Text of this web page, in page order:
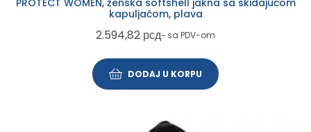
PROTECT WOMEN, ženska softshell jakna sa skidajućom
kapuljačom, plava
2.594,82 рсд~ sa PDV-om
DODAJ U KORPU